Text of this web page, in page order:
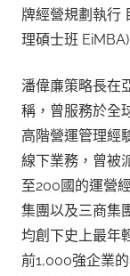
牌經營規劃執行
理碩士班 EiMBA)
潘偉亷策略長在
稱，曾服務於全
高階營運管理經
線下業務，曾被
至200國的運營
集團以及三商集
均創下史上最年
前1,000強企業